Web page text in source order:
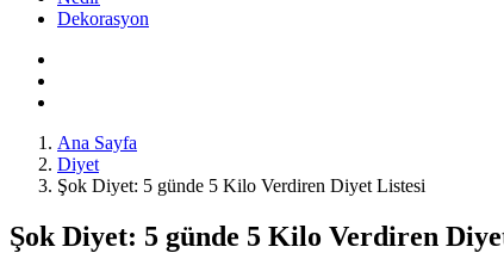
Dekorasyon
Ana Sayfa
Diyet
Şok Diyet: 5 günde 5 Kilo Verdiren Diyet Listesi
Şok Diyet: 5 günde 5 Kilo Verdiren